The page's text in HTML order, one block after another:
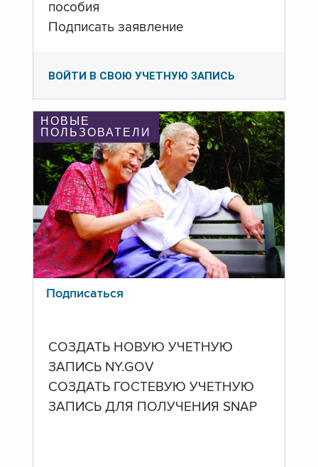
пособия
Подписать заявление
ВОЙТИ В СВОЮ УЧЕТНУЮ ЗАПИСЬ
НОВЫЕ
ПОЛЬЗОВАТЕЛИ
Подписаться
СОЗДАТЬ НОВУЮ УЧЕТНУЮ
ЗАПИСЬ NY.GOV
СОЗДАТЬ ГОСТЕВУЮ УЧЕТНУЮ
ЗАПИСЬ ДЛЯ ПОЛУЧЕНИЯ SNAP